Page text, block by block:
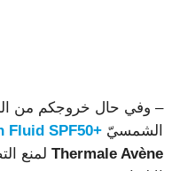
– وفي حال خروجكم من
الشمسيّ +Very High Protection Fluid SPF50
Thermale Avène لمنع